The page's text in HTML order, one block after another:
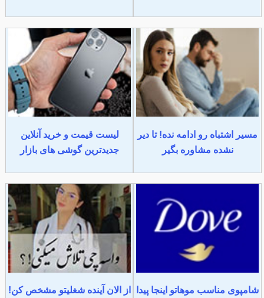
مسیر اشتباه رو ادامه نده! تا دیر
نشده مشاوره بگیر
لیست قیمت و خرید آنلاین
جدیدترین گوشی های بازار
شامپوی مناسب موهاتو اینجا پیدا
از الان آینده شغلیتو مشخص کن!